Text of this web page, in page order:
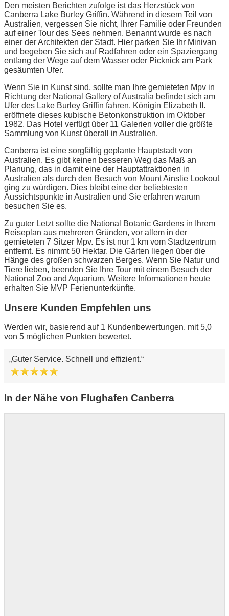
Den meisten Berichten zufolge ist das Herzstück von
Canberra Lake Burley Griffin. Während in diesem Teil von
Australien, vergessen Sie nicht, Ihrer Familie oder Freunden
auf einer Tour des Sees nehmen. Benannt wurde es nach
einer der Architekten der Stadt. Hier parken Sie Ihr Minivan
und begeben Sie sich auf Radfahren oder ein Spaziergang
entlang der Wege auf dem Wasser oder Picknick am Park
gesäumten Ufer.
Wenn Sie in Kunst sind, sollte man Ihre gemieteten Mpv in
Richtung der National Gallery of Australia befindet sich am
Ufer des Lake Burley Griffin fahren. Königin Elizabeth II.
eröffnete dieses kubische Betonkonstruktion im Oktober
1982. Das Hotel verfügt über 11 Galerien voller die größte
Sammlung von Kunst überall in Australien.
Canberra ist eine sorgfältig geplante Hauptstadt von
Australien. Es gibt keinen besseren Weg das Maß an
Planung, das in damit eine der Hauptattraktionen in
Australien als durch den Besuch von Mount Ainslie Lookout
ging zu würdigen. Dies bleibt eine der beliebtesten
Aussichtspunkte in Australien und Sie erfahren warum
besuchen Sie es.
Zu guter Letzt sollte die National Botanic Gardens in Ihrem
Reiseplan aus mehreren Gründen, vor allem in der
gemieteten 7 Sitzer Mpv. Es ist nur 1 km vom Stadtzentrum
entfernt. Es nimmt 50 Hektar. Die Gärten liegen über die
Hänge des großen schwarzen Berges. Wenn Sie Natur und
Tiere lieben, beenden Sie Ihre Tour mit einem Besuch der
National Zoo and Aquarium. Weitere Informationen heute
erhalten Sie MVP Ferienunterkünfte.
Unsere Kunden Empfehlen uns
Werden wir, basierend auf 1 Kundenbewertungen, mit 5,0
von 5 möglichen Punkten bewertet.
Guter Service. Schnell und effizient.
In der Nähe von Flughafen Canberra